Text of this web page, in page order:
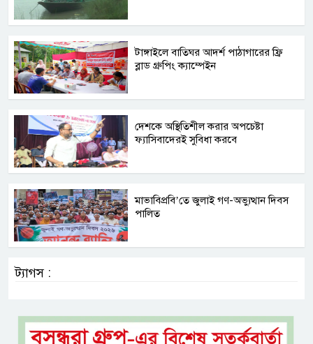
টাঙ্গাইলে বাতিঘর আদর্শ পাঠাগারের ফ্রি
ব্লাড গ্রুপিং ক্যাম্পেইন
দেশকে অস্থিতিশীল করার অপচেষ্টা
ফ্যাসিবাদেরই সুবিধা করবে
মাভাবিপ্রবি’তে জুলাই গণ-অভ্যুত্থান দিবস
পালিত
ট্যাগস :